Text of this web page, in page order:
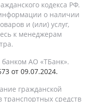
кодекса РФ.
о наличии
и (или) услуг,
к менеджерам
банком АО «ТБанк».
от 09.07.2024.
гражданской
транспортных средств